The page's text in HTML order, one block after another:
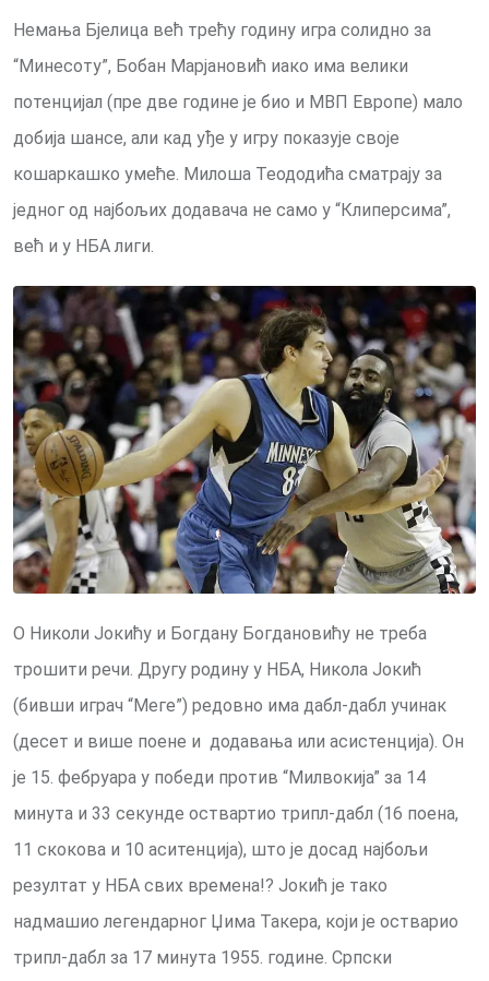
Немања Бјелица већ трећу годину игра солидно за
“Минесоту”, Бобан Марјановић иако има велики
потенцијал (пре две године је био и МВП Европе) мало
добија шансе, али кад уђе у игру показује своје
кошаркашко умеће. Милоша Теододића сматрају за
једног од најбољих додавача не само у “Клиперсима”,
већ и у НБА лиги.
О Николи Јокићу и Богдану Богдановићу не треба
трошити речи. Другу родину у НБА, Никола Јокић
(бивши играч “Меге”) редовно има дабл-дабл учинак
(десет и више поене и додавања или асистенција). Он
је 15. фебруара у победи против “Милвокија” за 14
минута и 33 секунде оствартио трипл-дабл (16 поена,
11 скокова и 10 аситенција), што је досад најбољи
резултат у НБА свих времена!? Јокић је тако
надмашио легендарног Џима Такера, који је остварио
трипл-дабл за 17 минута 1955. године. Српски